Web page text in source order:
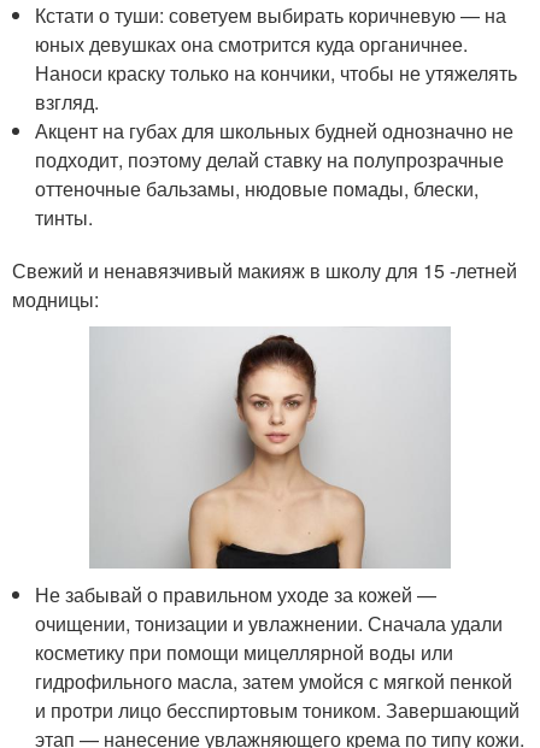
Кстати о туши: советуем выбирать коричневую — на
юных девушках она смотрится куда органичнее.
Наноси краску только на кончики, чтобы не утяжелять
взгляд.
Акцент на губах для школьных будней однозначно не
подходит, поэтому делай ставку на полупрозрачные
оттеночные бальзамы, нюдовые помады, блески,
тинты.
Свежий и ненавязчивый макияж в школу для 15 -летней
модницы:
Не забывай о правильном уходе за кожей —
очищении, тонизации и увлажнении. Сначала удали
косметику при помощи мицеллярной воды или
гидрофильного масла, затем умойся с мягкой пенкой
и протри лицо бесспиртовым тоником. Завершающий
этап — нанесение увлажняющего крема по типу кожи.